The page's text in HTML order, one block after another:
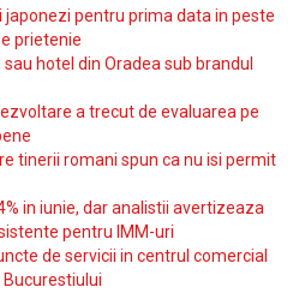
japonezi pentru prima data in peste
prietenie
hotel din Oradea sub brandul
a trecut de evaluarea pe
tinerii romani spun ca nu isi permit
in iunie, dar analistii avertizeaza
pentru IMM-uri
de servicii in centrul comercial
Bucurestiului